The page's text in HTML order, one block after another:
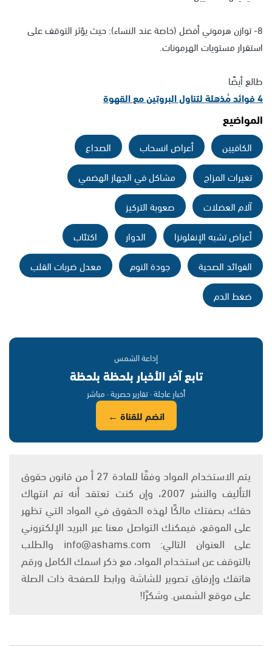
8- توازن هرموني أفضل (خاصة عند النساء): حيث يؤثر التوقف على
استقرار مستويات الهرمونات.
طالع أيضًا
4 فوائد مُذهلة لتناول البروتين مع القهوة
المواضيع
الكافيين أعراض انسحاب
الصداع
تغيرات المزاج
مشاكل في الجهاز الهضمي
آلام العضلات
صعوبة التركيز
أعراض تشبه الإنفلونزا
الدوار
اكتئاب
الفوائد الصحية
جودة النوم
معدل ضربات القلب
ضغط الدم
إذاعة الشمس
تابع آخر الأخبار بلحظة بلحظة
أخبار عاجلة · تقارير حصرية · مباشر
انضم للقناة ←
يتم الاستخدام المواد وفقًا للمادة 27 أ من قانون حقوق
التأليف والنشر 2007، وإن كنت تعتقد أنه تم انتهاك
حقك، بصفتك مالكًا لهذه الحقوق في المواد التي تظهر
على الموقع، فيمكنك التواصل معنا عبر البريد الإلكتروني
على العنوان التالي: info@ashams.com والطلب
بالتوقف عن استخدام المواد، مع ذكر اسمك الكامل ورقم
هاتفك وإرفاق تصوير للشاشة ورابط للصفحة ذات الصلة
على موقع الشمس. وشكرًا!